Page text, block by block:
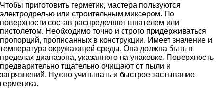
Чтобы приготовить герметик, мастера пользуются
электродрелью или строительным миксером. По
поверхности состав распределяют шпателем или
пистолетом. Необходимо точно и строго придерживаться
пропорций, прописанных в конструкции. Имеет значение и
температура окружающей среды. Она должна быть в
пределах диапазона, указанного на упаковке. Поверхность
предварительно тщательно очищают от пыли и
загрязнений. Нужно учитывать и быстрое застывание
герметика.